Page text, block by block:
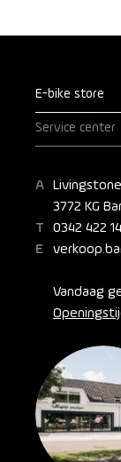
E-bike store
Service center
3772 KG
0342 422
Vandaag